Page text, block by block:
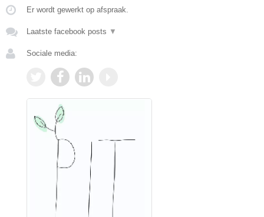
Er wordt gewerkt op afspraak.
Laatste facebook posts ▼
Sociale media: